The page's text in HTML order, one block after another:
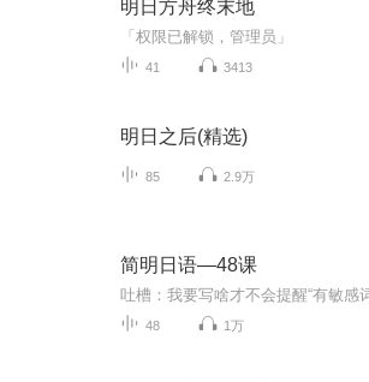
明日方舟终末地
「权限已解锁，管理员」
41 3413
明日之后(精选)
85 2.9万
简明日语—48课
48 1万